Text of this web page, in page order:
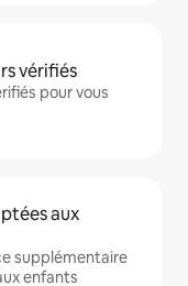
vérifiés
pour vous
aux
supplémentaire
enfants